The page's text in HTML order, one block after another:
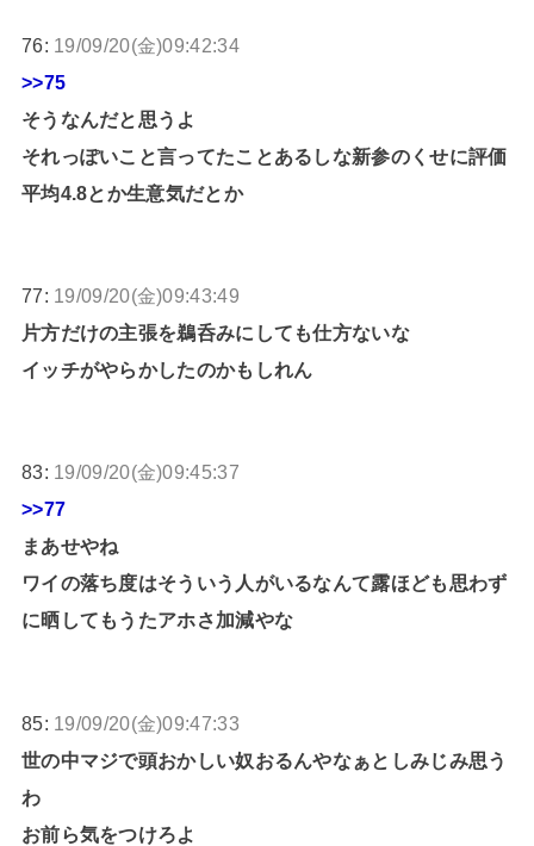
76: 19/09/20(金)09:42:34
>>75
そうなんだと思うよ
それっぽいこと言ってたことあるしな新参のくせに評価
平均4.8とか生意気だとか
77: 19/09/20(金)09:43:49
片方だけの主張を鵜呑みにしても仕方ないな
イッチがやらかしたのかもしれん
83: 19/09/20(金)09:45:37
>>77
まあせやね
ワイの落ち度はそういう人がいるなんて露ほども思わず
に晒してもうたアホさ加減やな
85: 19/09/20(金)09:47:33
世の中マジで頭おかしい奴おるんやなぁとしみじみ思う
わ
お前ら気をつけろよ